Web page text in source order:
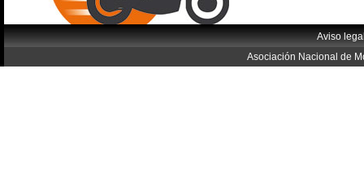
Aviso
Asociación Nacional de